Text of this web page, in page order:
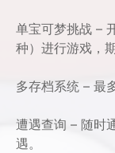
单宝可梦挑战 –
种）进行游戏，
多存档系统 – 最
遭遇查询 – 随时
遇。